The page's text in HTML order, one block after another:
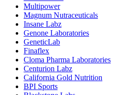
Multipower
Magnum Nutraceuticals
Insane Labz
Genone Laboratories
GeneticLab
Finaflex
Cloma Pharma Laboratories
Centurion Labz
California Gold Nutrition
BPI Sports